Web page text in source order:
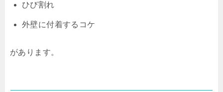
ひび割れ
外壁に付着するコケ
があります。